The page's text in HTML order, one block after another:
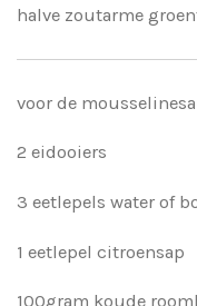
halve zoutarme
voor de
2 eidooiers
3 eetlepels water of
1 eetlepel citroensap
100gram koude